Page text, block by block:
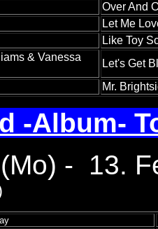
Over And
Let Me
Like Toy
& Vanessa
Let's Get
Mr.
-Album-
- 13.